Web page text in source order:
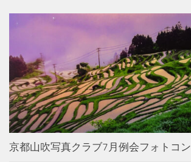
京都山吹写真クラブ7月例会フォトコン